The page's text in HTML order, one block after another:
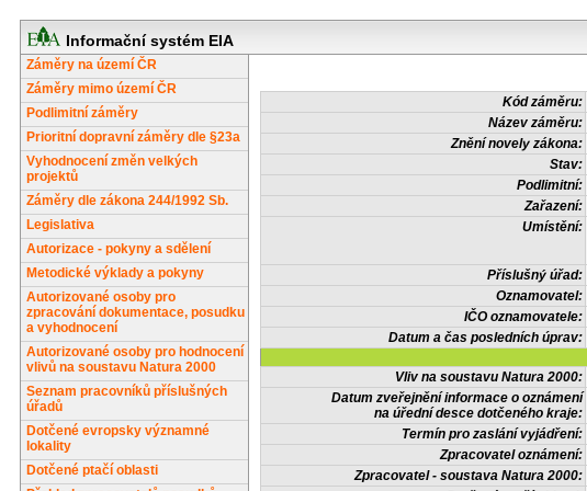
Informační systém EIA
Záměry na území ČR
Záměry mimo území ČR
Podlimitní záměry
Prioritní dopravní záměry dle §23a
Vyhodnocení změn velkých
projektů
Záměry dle zákona 244/1992 Sb.
Legislativa
Autorizace - pokyny a sdělení
Metodické výklady a pokyny
Autorizované osoby pro
zpracování dokumentace, posudku
a vyhodnocení
Autorizované osoby pro hodnocení
vlivů na soustavu Natura 2000
Seznam pracovníků příslušných
úřadů
Dotčené evropsky významné
lokality
Dotčené ptačí oblasti
Kód záměru:
Název záměru:
Znění novely zákona:
Stav:
Podlimitní:
Zařazení:
Umístění:
Příslušný úřad:
Oznamovatel:
IČO oznamovatele:
Datum a čas posledních úprav:
Vliv na soustavu Natura 2000:
Datum zveřejnění informace o oznámení
na úřední desce dotčeného kraje:
Termín pro zaslání vyjádření:
Zpracovatel oznámení:
Zpracovatel - soustava Natura 2000: